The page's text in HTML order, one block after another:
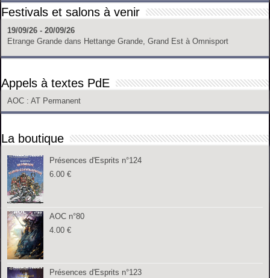
Festivals et salons à venir
19/09/26 - 20/09/26
Etrange Grande dans Hettange Grande, Grand Est à Omnisport
Appels à textes PdE
AOC : AT Permanent
La boutique
Présences d'Esprits n°124
6.00€
AOC n°80
4.00€
Présences d'Esprits n°123